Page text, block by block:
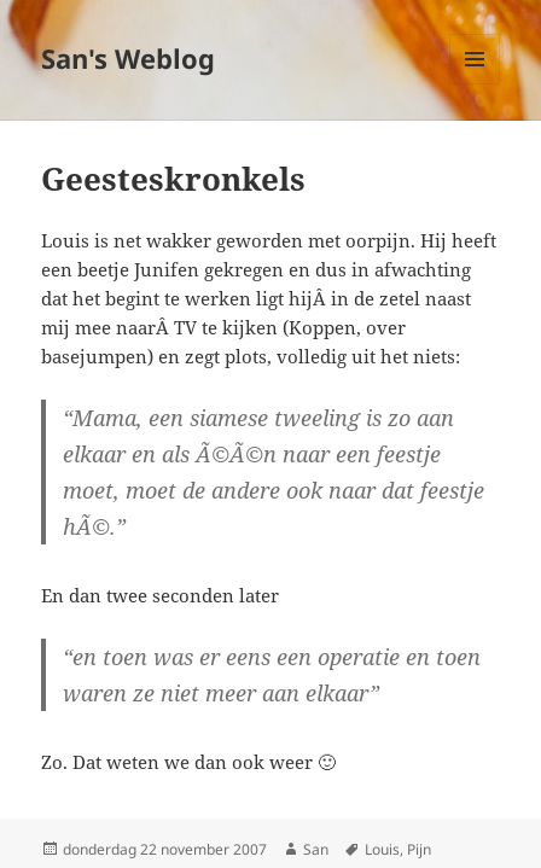
San's Weblog
MENU
EN
Geesteskronkels
Louis is net wakker geworden met oorpijn. Hij heeft
een beetje Junifen gekregen en dus in afwachting
dat het begint te werken ligt hijÂ in de zetel naast
mij mee naarÂ TV te kijken (Koppen, over
basejumpen) en zegt plots, volledig uit het niets:
“Mama, een siamese tweeling is zo aan
elkaar en als Ã©Ã©n naar een feestje
moet, moet de andere ook naar dat feestje
hÃ©.”
En dan twee seconden later
“en toen was er eens een operatie en toen
waren ze niet meer aan elkaar”
Zo. Dat weten we dan ook weer 🙂
Geplaatst
donderdag 22 november 2007 Auteur
San Tags
Louis, Pijn